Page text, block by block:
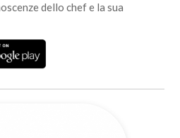
dello chef e la sua